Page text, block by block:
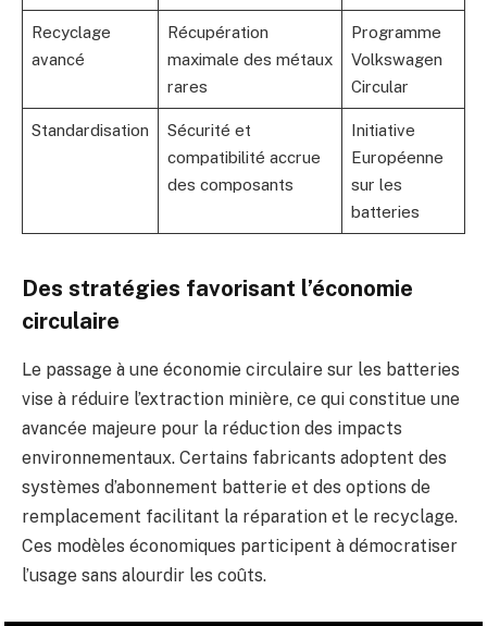
Recyclage
avancé
Récupération
maximale des métaux
rares
Programme
Volkswagen
Circular
Standardisation
Sécurité et
compatibilité accrue
des composants
Initiative
Européenne
sur les
batteries
Des stratégies favorisant l’économie
circulaire
Le passage à une économie circulaire sur les batteries
vise à réduire l’extraction minière, ce qui constitue une
avancée majeure pour la réduction des impacts
environnementaux. Certains fabricants adoptent des
systèmes d’abonnement batterie et des options de
remplacement facilitant la réparation et le recyclage.
Ces modèles économiques participent à démocratiser
l’usage sans alourdir les coûts.